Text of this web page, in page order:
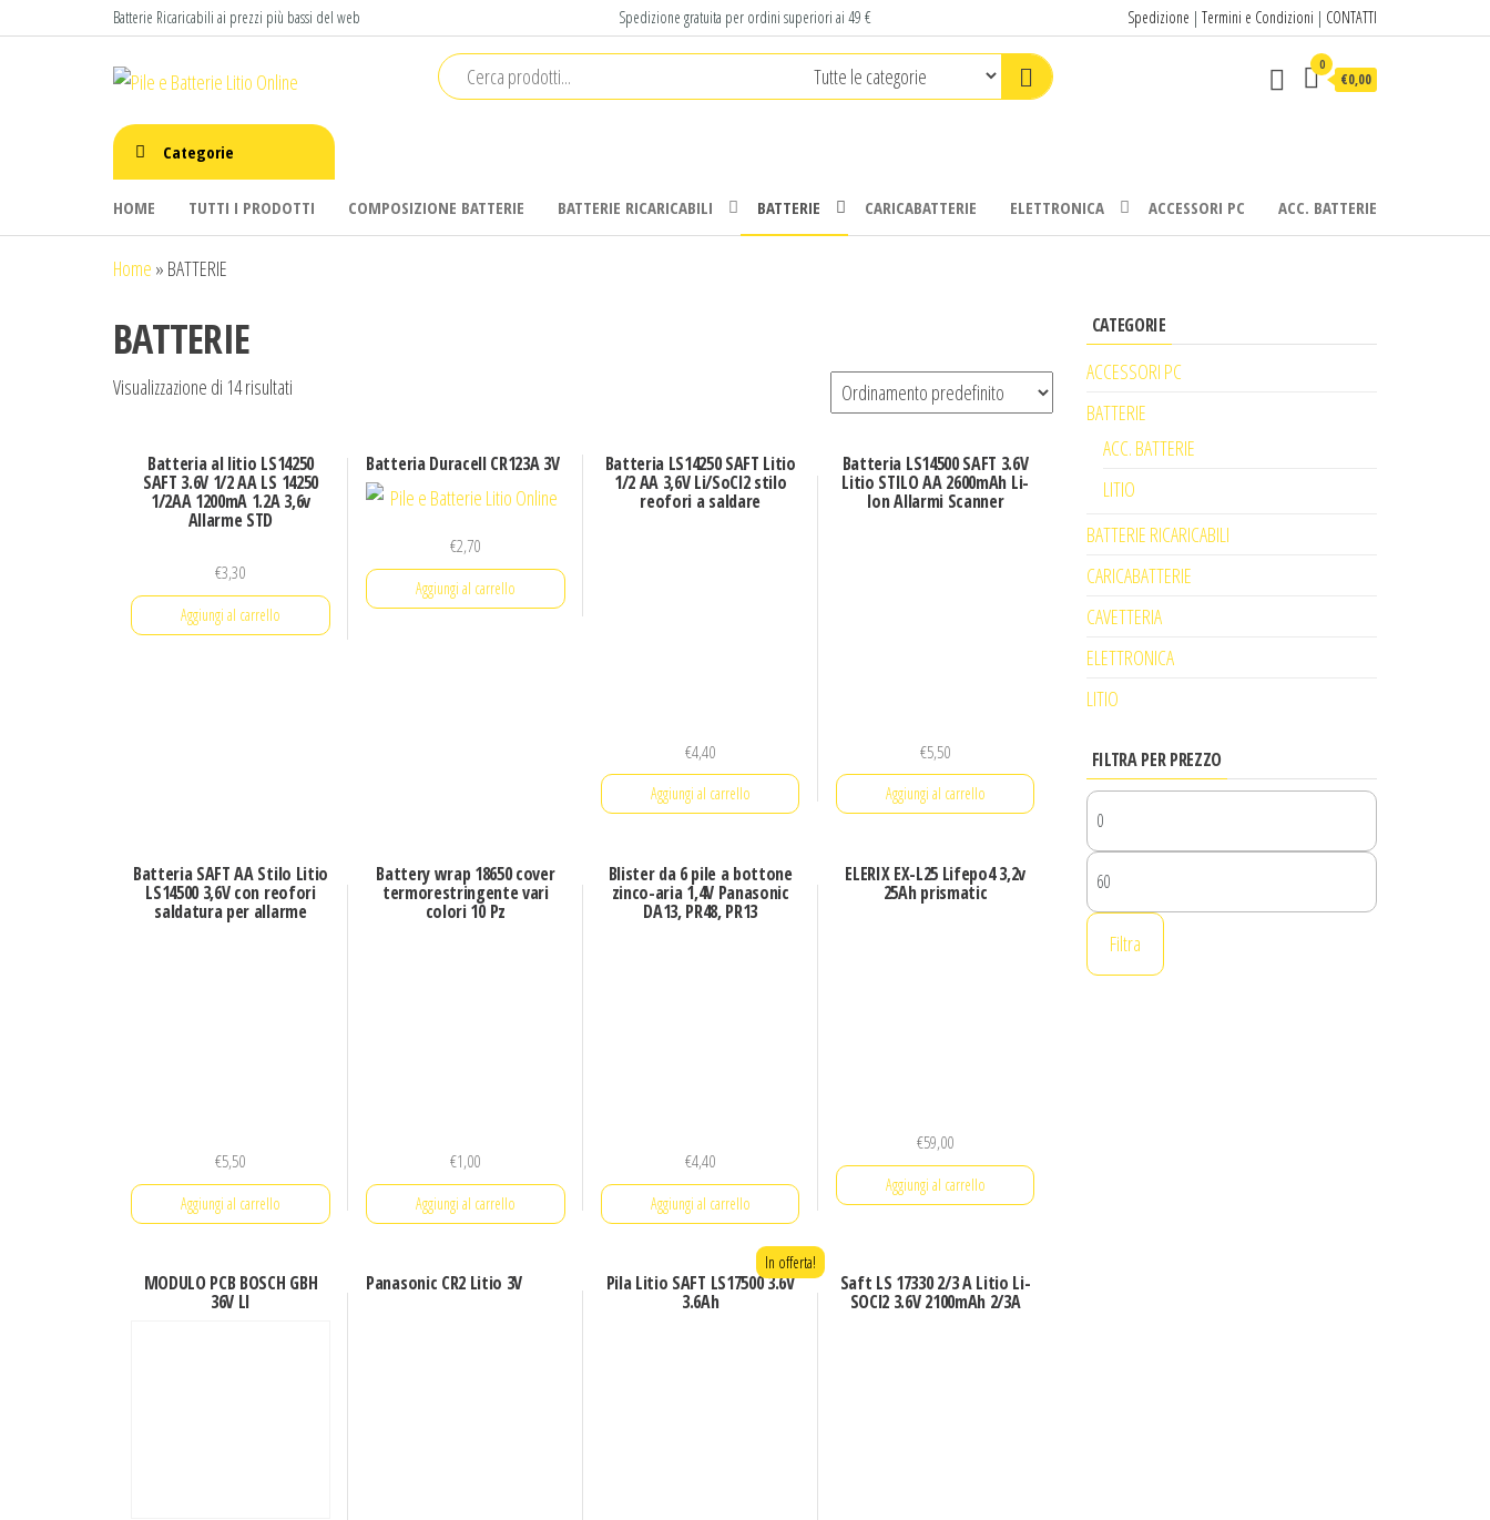
e
Batterie Ricaricabili ai prezzi più bassi del web Spedizione gratuita per ordini superiori ai 49 € Spedizione | Termini e Condizioni | CONTATTI
Batterie
Litio
Online
|
selezione
di Pile e
litio per
0
€0,00
Categorie
HOME TUTTI I PRODOTTI COMPOSIZIONE BATTERIE BATTERIE RICARICABILI BATTERIE CARICABATTERIE ELETTRONICA ACCESSORI PC ACC. BATTERIE
Home » BATTERIE
BATTERIE
Visualizzazione di 14 risultati
Batteria al litio LS14250
SAFT 3.6V 1/2 AA LS 14250
1/2AA 1200mA 1.2A 3,6v
Allarme STD
€3,30
Aggiungi al carrello
Batteria Duracell CR123A 3V
€2,70
Aggiungi al carrello
Batteria LS14250 SAFT Litio
1/2 AA 3,6V Li/SoCl2 stilo
reofori a saldare
Batteria LS14500 SAFT 3.6V
Litio STILO AA 2600mAh Li-
Ion Allarmi Scanner
€5,50
Aggiungi al carrello
Batteria SAFT AA Stilo Litio
LS14500 3,6V con reofori
saldatura per allarme
€5,50
Aggiungi al carrello
Battery wrap 18650 cover
termorestringente vari
colori 10 Pz
€1,00
Aggiungi al carrello
Blister da 6 pile a bottone
zinco-aria 1,4V Panasonic
DA13, PR48, PR13
€4,40
Aggiungi al carrello
ELERIX EX-L25 Lifepo4 3,2v
25Ah prismatic
€59,00
Aggiungi al carrello
MODULO PCB BOSCH GBH
36V LI
Panasonic CR2 Litio 3V Pila Litio SAFT LS17500 3.6V
3.6Ah
In offerta!
Saft LS 17330 2/3 A Litio Li-
SOCl2 3.6V 2100mAh 2/3A
CATEGORIE
ACCESSORI PC
BATTERIE
ACC. BATTERIE
LITIO
BATTERIE RICARICABILI
CARICABATTERIE
CAVETTERIA
ELETTRONICA
LITIO
FILTRA PER PREZZO
Min
Max
Filtra